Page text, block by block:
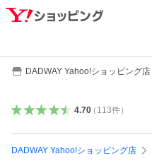
DADWAY Yahoo!ショッピング店
4.70（ 113件）
DADWAY Yahoo!ショッピング店